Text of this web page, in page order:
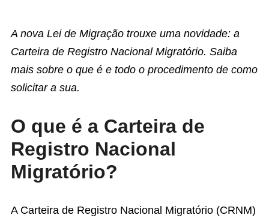
A nova Lei de Migração trouxe uma novidade: a
Carteira de Registro Nacional Migratório. Saiba
mais sobre o que é e todo o procedimento de como
solicitar a sua.
O que é a Carteira de
Registro Nacional
Migratório?
A Carteira de Registro Nacional Migratório (CRNM)